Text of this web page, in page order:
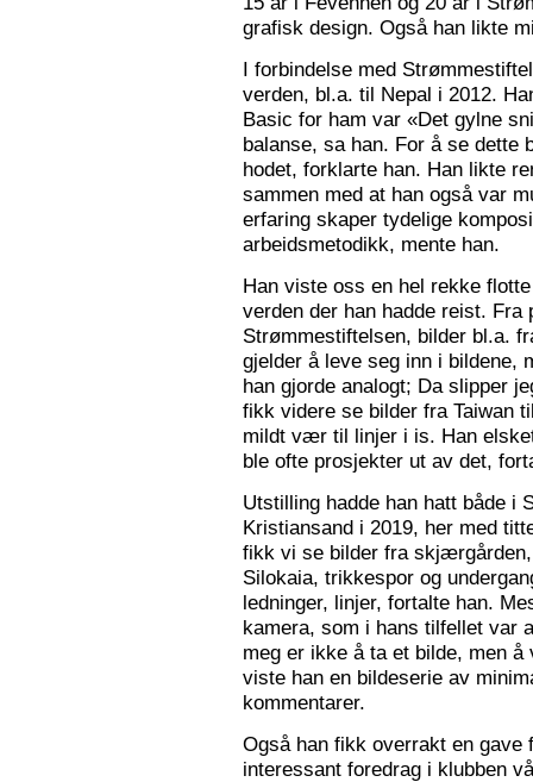
grafisk design. Også han likte
I forbindelse med
verden, bl.a. til Nepal i 2012.
Basic for ham var «Det gylne
balanse, sa han. For å se dette
hodet, forklarte han. Han likte
sammen med at han også var
erfaring skaper tydelige
arbeidsmetodikk, mente han.
Han viste oss en hel rekke
verden der han hadde reist. Fra
Strømmestiftelsen, bilder bl.a.
gjelder å leve seg inn i bildene,
han gjorde analogt; Da slipper
fikk videre se bilder fra Taiwan
mildt vær til linjer i is. Han
ble ofte prosjekter ut av det,
Utstilling hadde han hatt både i
Kristiansand i 2019, her med
fikk vi se bilder fra
Silokaia, trikkespor og
ledninger, linjer, fortalte han.
kamera, som i hans tilfellet var
meg er ikke å ta et bilde, men
viste han en bildeserie av
kommentarer.
Også han fikk overrakt en gave
interessant foredrag i klubben